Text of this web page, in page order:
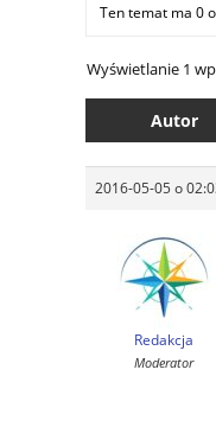
Ten temat ma 0
Wyświetlanie 1
Autor
2016-05-05 o
Redakcja
Moderator